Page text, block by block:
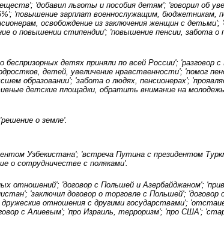
'добавил льготы и пособия детям'; 'говорил об
'повышение зарплат военнослужащим, бюджетникам,
освобождение из заключения женщин с
о повышении стипендии'; 'повышение пенсии, забота о
детях приняли по всей России'; 'разговор
детей, увеличение нравственности'; 'помог
образовании'; 'забота о людях, пенсионерах';
детские площадки, обратить внимание на
о земле'.
Узбекистана'; 'встреча Путина с президентом
о сотрудничестве с поляками'.
отношений'; 'договор с Польшей и Азербайджаном';
'заключил договор о торговле с Польшей'; 'договор
отношения с другими государствами';
с Алиевым'; 'про Израиль, терроризм'; 'про США';